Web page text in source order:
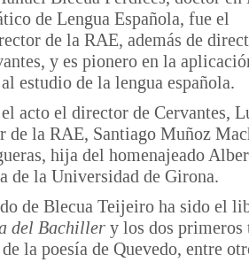
de Lengua Española, fue el
de la RAE, además de
y es pionero en la
estudio de la lengua española.
acto el director de Cervantes,
de la RAE, Santiago Muñoz
hija del homenajeado
de la Universidad de Girona.
de Blecua Teijeiro ha sido el
del Bachiller y los dos primeros
la poesía de Quevedo, entre